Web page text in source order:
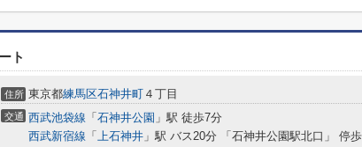
ト
住所 東京都練馬区石神井町 ４丁目
交通 西武池袋線 「 石神井公園 」駅 徒歩7分
西武新宿線 「 上石神井 」駅 バス20分 「石神井公園駅北口」 停